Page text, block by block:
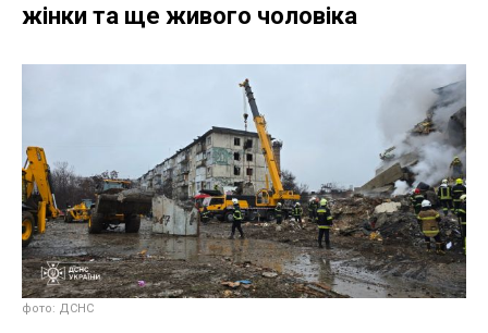
жінки та ще живого чоловіка
фото: ДСНС